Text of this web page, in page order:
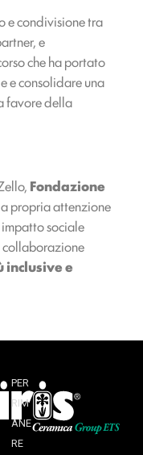
e condivisione tra
e
che ha portato
e consolidare una
favore della
Fondazione
propria attenzione
sociale
inclusive e
PER
RIM
ANE
RE